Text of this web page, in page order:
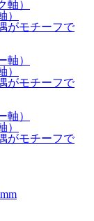
）
がモチーフで
）
がモチーフで
）
がモチーフで